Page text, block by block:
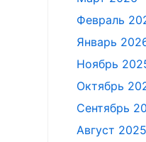
Февраль
Январь
Ноябрь
Октябрь
Сентябрь
Август 2025